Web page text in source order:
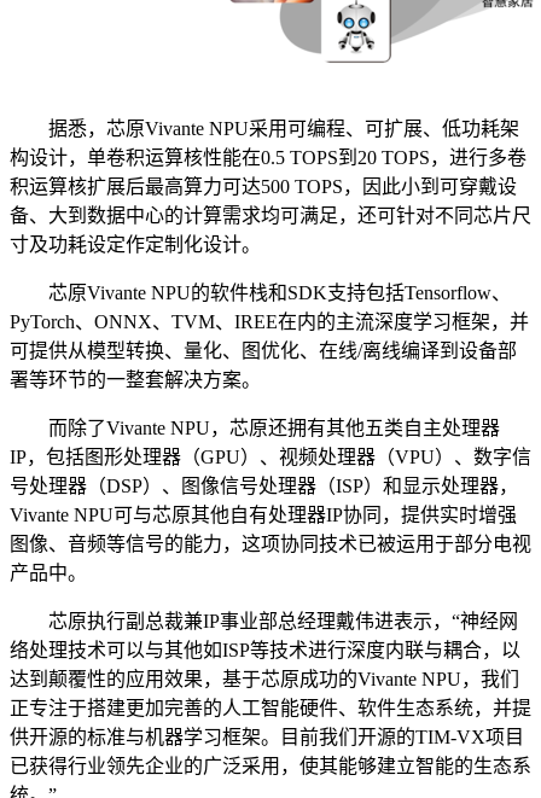
据悉，芯原Vivante NPU采用可编程、可扩展、低功耗架
构设计，单卷积运算核性能在0.5 TOPS到20 TOPS，进行多卷
积运算核扩展后最高算力可达500 TOPS，因此小到可穿戴设
备、大到数据中心的计算需求均可满足，还可针对不同芯片尺
寸及功耗设定作定制化设计。
芯原Vivante NPU的软件栈和SDK支持包括Tensorflow、
PyTorch、ONNX、TVM、IREE在内的主流深度学习框架，并
可提供从模型转换、量化、图优化、在线/离线编译到设备部
署等环节的一整套解决方案。
而除了Vivante NPU，芯原还拥有其他五类自主处理器
IP，包括图形处理器（GPU）、视频处理器（VPU）、数字信
号处理器（DSP）、图像信号处理器（ISP）和显示处理器，
Vivante NPU可与芯原其他自有处理器IP协同，提供实时增强
图像、音频等信号的能力，这项协同技术已被运用于部分电视
产品中。
芯原执行副总裁兼IP事业部总经理戴伟进表示，“神经网
络处理技术可以与其他如ISP等技术进行深度内联与耦合，以
达到颠覆性的应用效果，基于芯原成功的Vivante NPU，我们
正专注于搭建更加完善的人工智能硬件、软件生态系统，并提
供开源的标准与机器学习框架。目前我们开源的TIM-VX项目
已获得行业领先企业的广泛采用，使其能够建立智能的生态系